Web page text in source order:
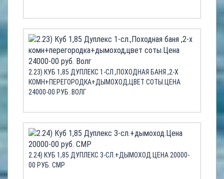
2.23) КУБ 1,85 ДУПЛЕКС 1-СЛ.,ПОХОДНАЯ БАНЯ ,2-Х
КОМН+ПЕРЕГОРОДКА+ДЫМОХОД,ЦВЕТ СОТЫ.ЦЕНА
24000-00 РУБ. ВОЛГ
2.24) КУБ 1,85 ДУПЛЕКС 3-СЛ.+ДЫМОХОД.ЦЕНА 20000-
00 РУБ. СМР